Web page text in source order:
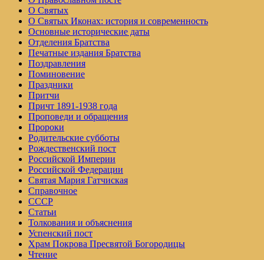
О Святых
О Святых Иконах: история и современность
Основные исторические даты
Отделения Братства
Печатные издания Братства
Поздравления
Поминовение
Праздники
Притчи
Причт 1891-1938 года
Проповеди и обращения
Пророки
Родительские субботы
Рождественский пост
Российской Империи
Российской Федерации
Святая Мария Гатчиская
Справочное
СССР
Статьи
Толкования и объяснения
Успенский пост
Храм Покрова Пресвятой Богородицы
Чтение